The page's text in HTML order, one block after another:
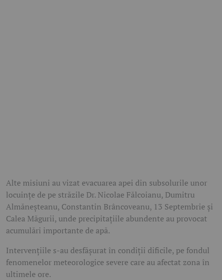
Alte misiuni au vizat evacuarea apei din subsolurile unor
locuințe de pe străzile Dr. Nicolae Fălcoianu, Dumitru
Almăneșteanu, Constantin Brâncoveanu, 13 Septembrie și
Calea Măgurii, unde precipitațiile abundente au provocat
acumulări importante de apă.
Intervențiile s-au desfășurat în condiții dificile, pe fondul
fenomenelor meteorologice severe care au afectat zona în
ultimele ore.